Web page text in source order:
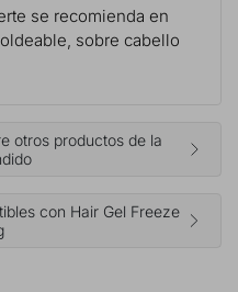
se recomienda en
sobre cabello
otros productos de la
con Hair Gel Freeze